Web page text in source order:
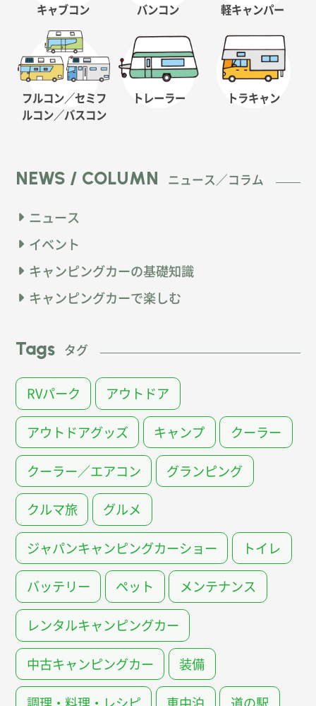
キャブコン バンコン 軽キャンパー
フルコン／セミフ
ルコン／バスコン
トレーラー トラキャン
NEWS / COLUMN ニュース／コラム
ニュース
イベント
キャンピングカーの基礎知識
キャンピングカーで楽しむ
Tags タグ
RVパーク アウトドア
アウトドアグッズ キャンプ クーラー
クーラー／エアコン グランピング
クルマ旅 グルメ
ジャパンキャンピングカーショー トイレ
バッテリー ペット メンテナンス
レンタルキャンピングカー
中古キャンピングカー 装備
調理・料理・レシピ 車中泊 道の駅